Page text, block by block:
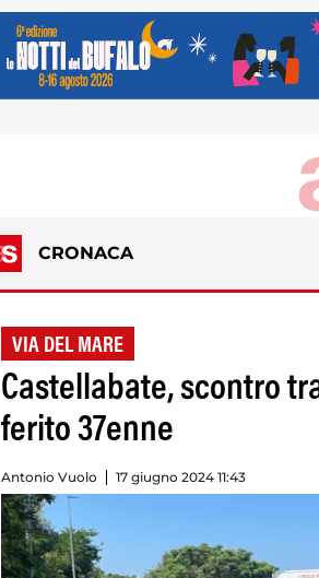
CRONACA
VIA DEL MARE
Castellabate, scontro
ferito 37enne
Antonio Vuolo 17 giugno 2024 11:43